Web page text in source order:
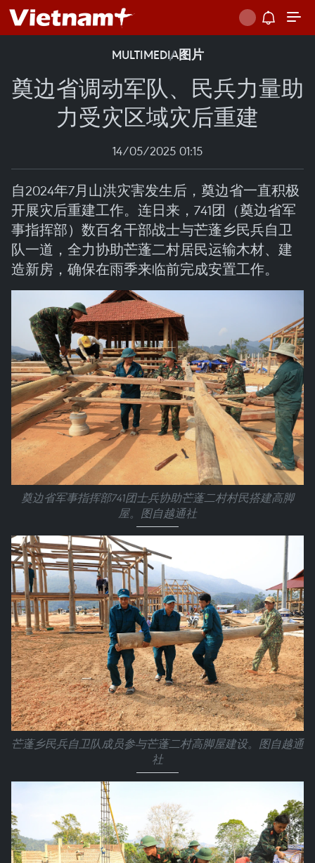
MULTIMEDIA图片
奠边省调动军队、民兵力量助
力受灾区域灾后重建
14/05/2025 01:15
自2024年7月山洪灾害发生后，奠边省一直积极
开展灾后重建工作。连日来，741团（奠边省军
事指挥部）数百名干部战士与芒蓬乡民兵自卫
队一道，全力协助芒蓬二村居民运输木材、建
造新房，确保在雨季来临前完成安置工作。
奠边省军事指挥部741团士兵协助芒蓬二村村民搭建高脚
屋。图自越通社
芒蓬乡民兵自卫队成员参与芒蓬二村高脚屋建设。图自越通
社